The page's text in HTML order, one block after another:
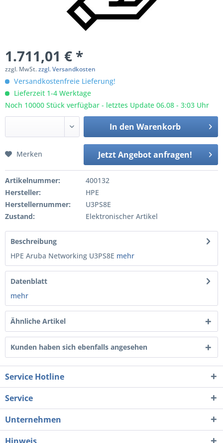
1.711,01 € *
zzgl. MwSt.zzgl. Versandkosten
Versandkostenfreie Lieferung!
Lieferzeit 1-4 Werktage
Noch 10000 Stück verfügbar - letztes Update 06.08 - 3:03 Uhr
In den Warenkorb
Jetzt Angebot anfragen!
Merken
Artikelnummer:
400132
Hersteller:
HPE
Herstellernummer:
U3PS8E
Zustand:
Elektronischer Artikel
Beschreibung
HPE Aruba Networking U3PS8E mehr
Datenblatt
mehr
Ähnliche Artikel
Kunden haben sich ebenfalls angesehen
Service Hotline
Service
Unternehmen